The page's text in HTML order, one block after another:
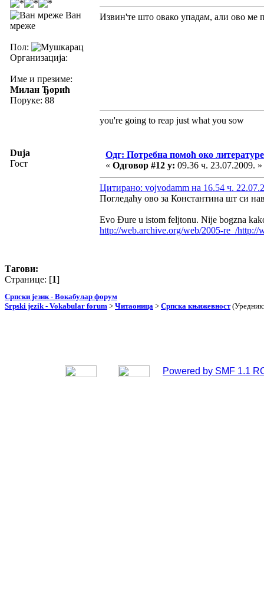
Ван
мреже
Пол:
Организација:
Име и презиме:
Милан Ђорић
Поруке: 88
Извин'те што овако упадам, али ово
you're going to reap just what you sow
Duja
Гост
Одг: Потребна помоћ око литературе
« Одговор #12 у: 09.36 ч. 23.07.2009. »
Цитирано: vojvodamm на 16.54 ч.
Погледаћу ово за Константина шт си
Evo Đure u istom feljtonu. Nije bogzna
http://web.archive.org/web/2005-re_/
Тагови:
Странице: [1]
Српски језик - Вокабулар форум
Srpski jezik - Vokabular forum > Читаоница > Српска књижевност
Powered by SMF 1.1